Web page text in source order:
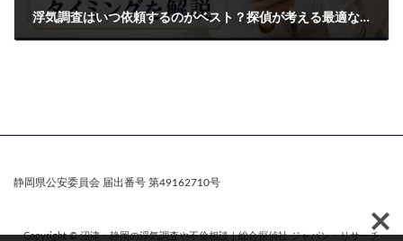
浮気調査はいつ依頼するのがベスト？探偵が考える最適なタイミング
静岡県公安委員会 届出番号 第49162710号
Copyright © 沼津・静岡の浮気調査や不倫相談｜総合探偵社 ジャパン・リサーチ